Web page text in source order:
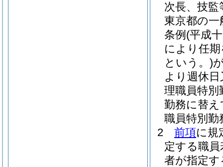
次長、技
東京都の
条例 (平成
により任
という。)
より週休
理職員特別
勤務に替
職員特別
2
前項に規
定する職
者が指定